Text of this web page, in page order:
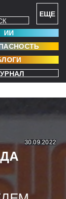
ЕЩЕ
ИИ
30.09.2022